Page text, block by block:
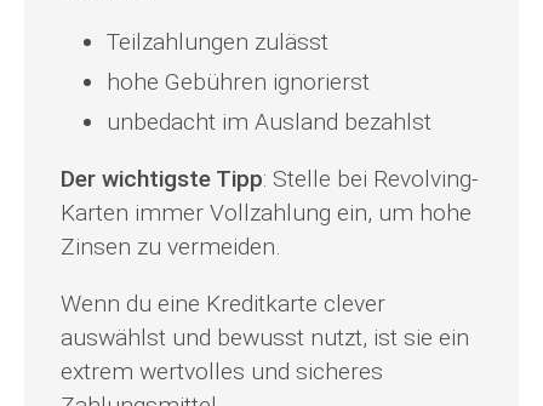
Teilzahlungen zulässt
hohe Gebühren ignorierst
unbedacht im Ausland bezahlst
Der wichtigste Tipp: Stelle bei Revolving-
Karten immer Vollzahlung ein, um hohe
Zinsen zu vermeiden.
Wenn du eine Kreditkarte clever
auswählst und bewusst nutzt, ist sie ein
extrem wertvolles und sicheres